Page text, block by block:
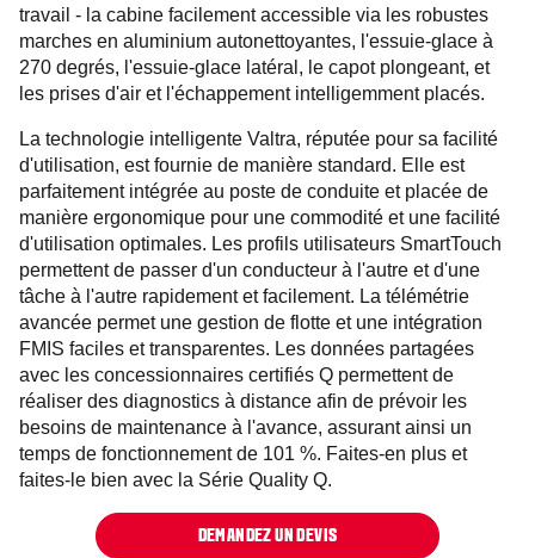
travail - la cabine facilement accessible via les robustes
marches en aluminium autonettoyantes, l'essuie-glace à
270 degrés, l'essuie-glace latéral, le capot plongeant, et
les prises d'air et l'échappement intelligemment placés.
La technologie intelligente Valtra, réputée pour sa facilité
d'utilisation, est fournie de manière standard. Elle est
parfaitement intégrée au poste de conduite et placée de
manière ergonomique pour une commodité et une facilité
d'utilisation optimales. Les profils utilisateurs SmartTouch
permettent de passer d'un conducteur à l'autre et d'une
tâche à l'autre rapidement et facilement. La télémétrie
avancée permet une gestion de flotte et une intégration
FMIS faciles et transparentes. Les données partagées
avec les concessionnaires certifiés Q permettent de
réaliser des diagnostics à distance afin de prévoir les
besoins de maintenance à l'avance, assurant ainsi un
temps de fonctionnement de 101 %. Faites-en plus et
faites-le bien avec la Série Quality Q.
DEMANDEZ UN DEVIS